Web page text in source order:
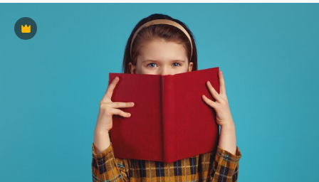
Premium